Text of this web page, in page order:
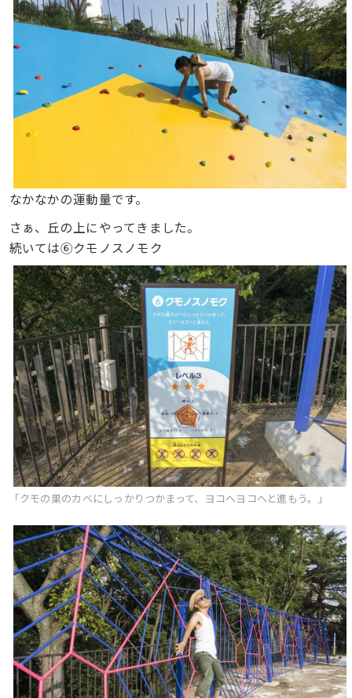
なかなかの運動量です。
さぁ、丘の上にやってきました。
続いては⑥クモノスノモク
「クモの巣のカベにしっかりつかまって、ヨコへヨコへと進もう。」